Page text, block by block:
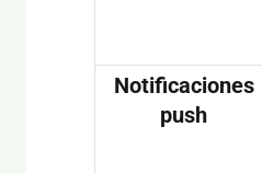
Notificaciones
push